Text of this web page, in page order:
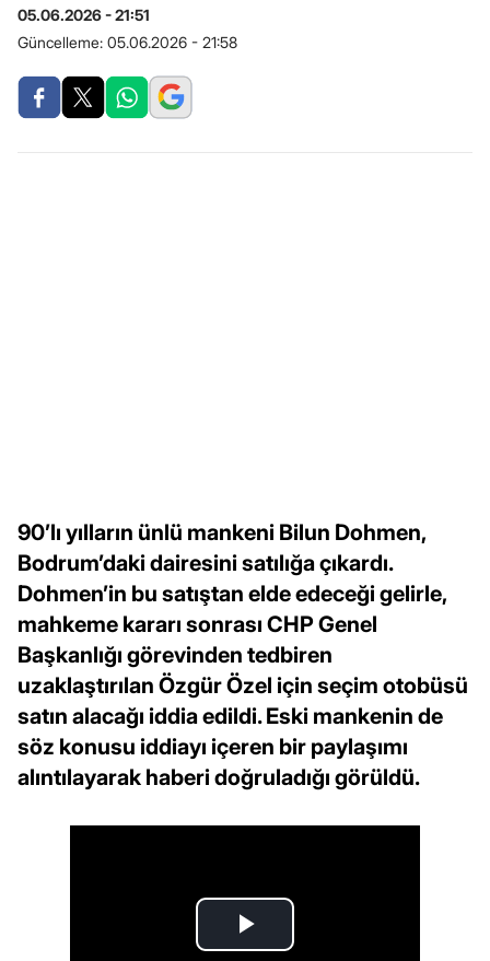
05.06.2026 - 21:51
Güncelleme: 05.06.2026 - 21:58
90’lı yılların ünlü mankeni Bilun Dohmen,
Bodrum’daki dairesini satılığa çıkardı.
Dohmen’in bu satıştan elde edeceği gelirle,
mahkeme kararı sonrası CHP Genel
Başkanlığı görevinden tedbiren
uzaklaştırılan Özgür Özel için seçim otobüsü
satın alacağı iddia edildi. Eski mankenin de
söz konusu iddiayı içeren bir paylaşımı
alıntılayarak haberi doğruladığı görüldü.